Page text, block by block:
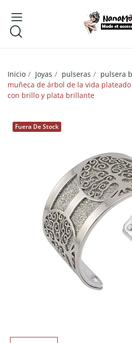
Inicio Joyas pulseras pulsera
muñeca de árbol de la vida
con brillo y plata brillante
Fuera De Stock